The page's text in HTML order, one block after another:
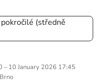
–10 January 2026 17:45